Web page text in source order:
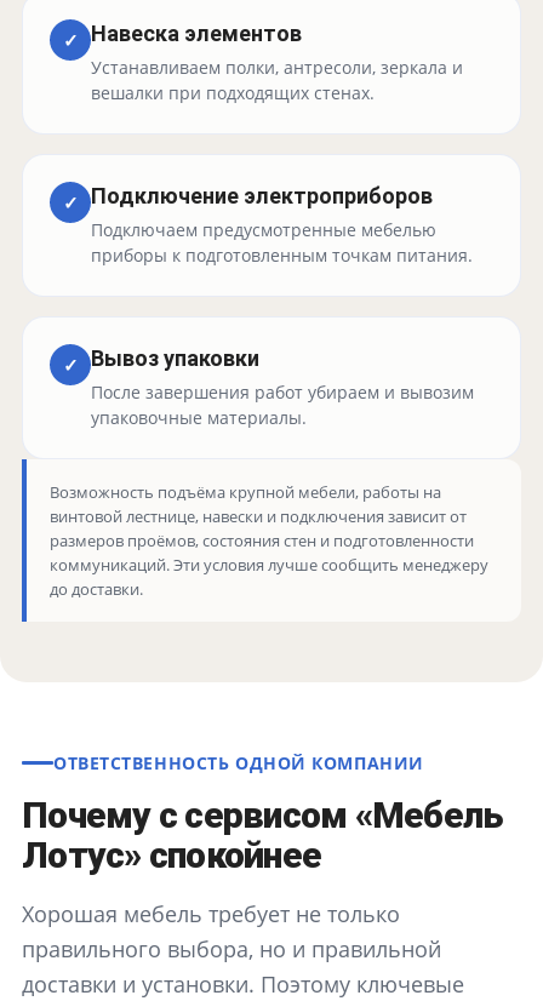
✓ Навеска элементов
Устанавливаем полки, антресоли, зеркала и
вешалки при подходящих стенах.
✓ Подключение электроприборов
Подключаем предусмотренные мебелью
приборы к подготовленным точкам питания.
✓ Вывоз упаковки
После завершения работ убираем и вывозим
упаковочные материалы.
Возможность подъёма крупной мебели, работы на
винтовой лестнице, навески и подключения зависит от
размеров проёмов, состояния стен и подготовленности
коммуникаций. Эти условия лучше сообщить менеджеру
до доставки.
ОТВЕТСТВЕННОСТЬ ОДНОЙ КОМПАНИИ
Почему с сервисом «Мебель
Лотус» спокойнее
Хорошая мебель требует не только
правильного выбора, но и правильной
доставки и установки. Поэтому ключевые